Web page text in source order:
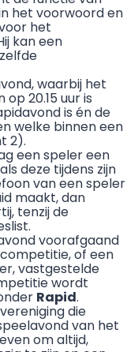
het voorwoord en
het
kan een
waarbij het
20.15 uur is
is én de
welke binnen een
2).
een speler een
deze tijdens zijn
van een speler
maakt, dan
tenzij de
voorafgaand
of een
vastgestelde
wordt
Rapid.
die
van het
om altijd,